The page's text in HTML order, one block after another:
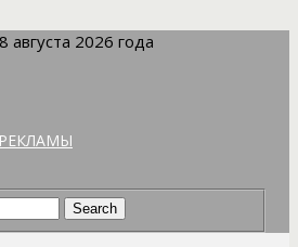
августа 2026 года